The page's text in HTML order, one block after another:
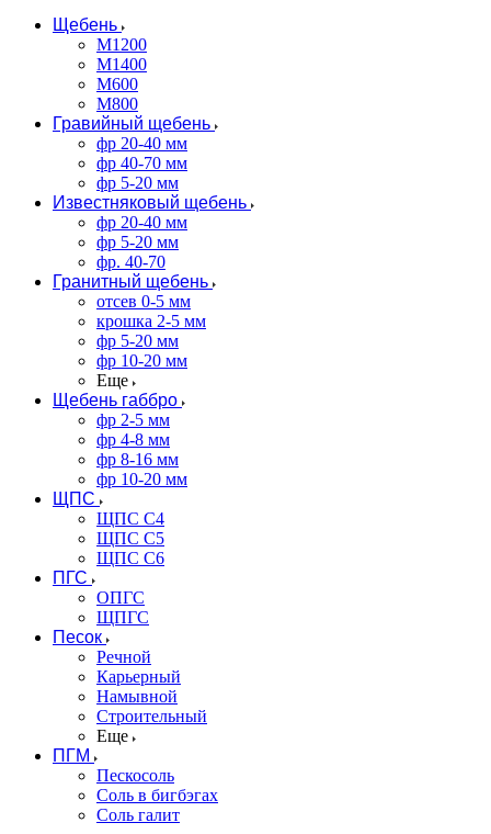
Щебень
М1200
М1400
М600
М800
Гравийный щебень
фр 20-40 мм
фр 40-70 мм
фр 5-20 мм
Известняковый щебень
фр 20-40 мм
фр 5-20 мм
фр. 40-70
Гранитный щебень
отсев 0-5 мм
крошка 2-5 мм
фр 5-20 мм
фр 10-20 мм
Еще
Щебень габбро
фр 2-5 мм
фр 4-8 мм
фр 8-16 мм
фр 10-20 мм
ЩПС
ЩПС С4
ЩПС С5
ЩПС С6
ПГС
ОПГС
ЩПГС
Песок
Речной
Карьерный
Намывной
Строительный
Еще
ПГМ
Пескосоль
Соль в бигбэгах
Соль галит